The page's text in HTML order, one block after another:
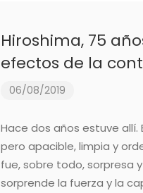
Hiroshima, 75
efectos de la
06/08/2019
Hace dos años estuve allí.
pero apacible, limpia y
fue, sobre todo, sorpresa
sorprende la fuerza y la